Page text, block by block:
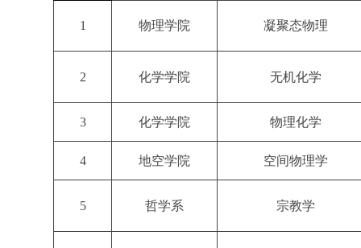
1 物理学院 凝聚态物理
2 化学学院 无机化学
3 化学学院 物理化学
4 地空学院 空间物理学
5 哲学系 宗教学